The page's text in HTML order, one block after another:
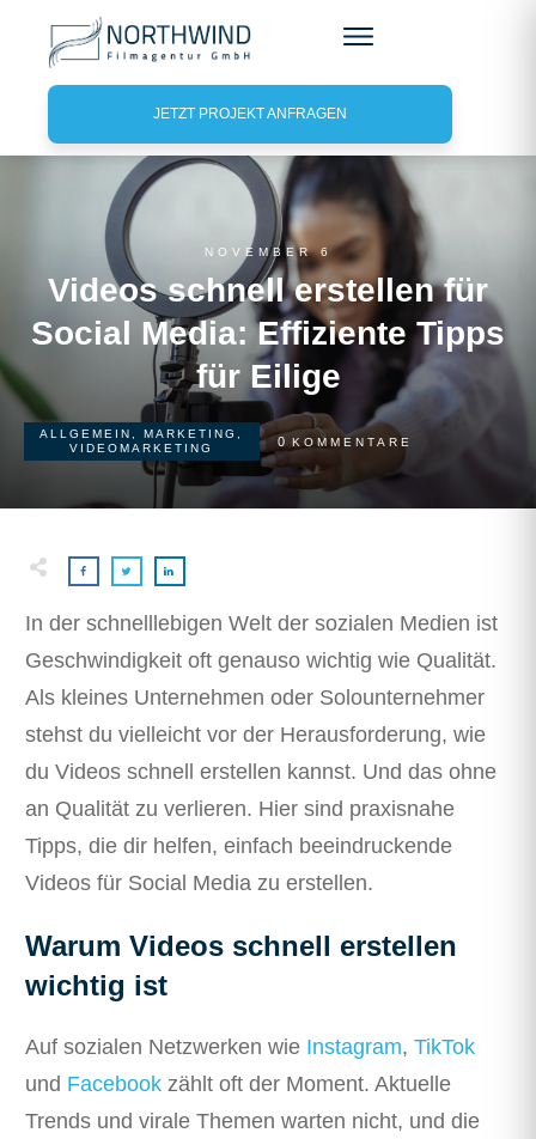
JETZT PROJEKT ANFRAGEN
NOVEMBER 6
Videos schnell erstellen für
Social Media: Effiziente Tipps
für Eilige
ALLGEMEIN ,MARKETING
VIDEOMARKETING
0 KOMMENTARE
In der schnelllebigen Welt der sozialen Medien ist
Geschwindigkeit oft genauso wichtig wie Qualität.
Als kleines Unternehmen oder Solounternehmer
stehst du vielleicht vor der Herausforderung, wie
du Videos schnell erstellen kannst. Und das ohne
an Qualität zu verlieren. Hier sind praxisnahe
Tipps, die dir helfen, einfach beeindruckende
Videos für Social Media zu erstellen.
Warum Videos schnell erstellen
wichtig ist
Auf sozialen Netzwerken wie Instagram, TikTok
und Facebook zählt oft der Moment. Aktuelle
Trends und virale Themen warten nicht, und die